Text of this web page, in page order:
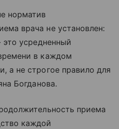
норматив
врача не установлен:
это усредненный
в каждом
а не строгое правило для
Богданова.
приема
каждой